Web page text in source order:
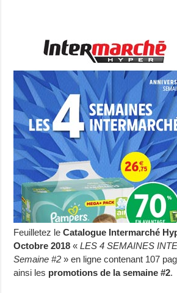
Feuilletez leCatalogue Intermarché
Octobre 2018 «LES 4 SEMAINES
Semaine #2 » en ligne contenant 107
ainsi les promotions de la semaine #2.